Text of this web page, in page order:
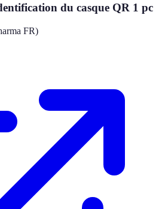
du casque QR 1 pc
FR)